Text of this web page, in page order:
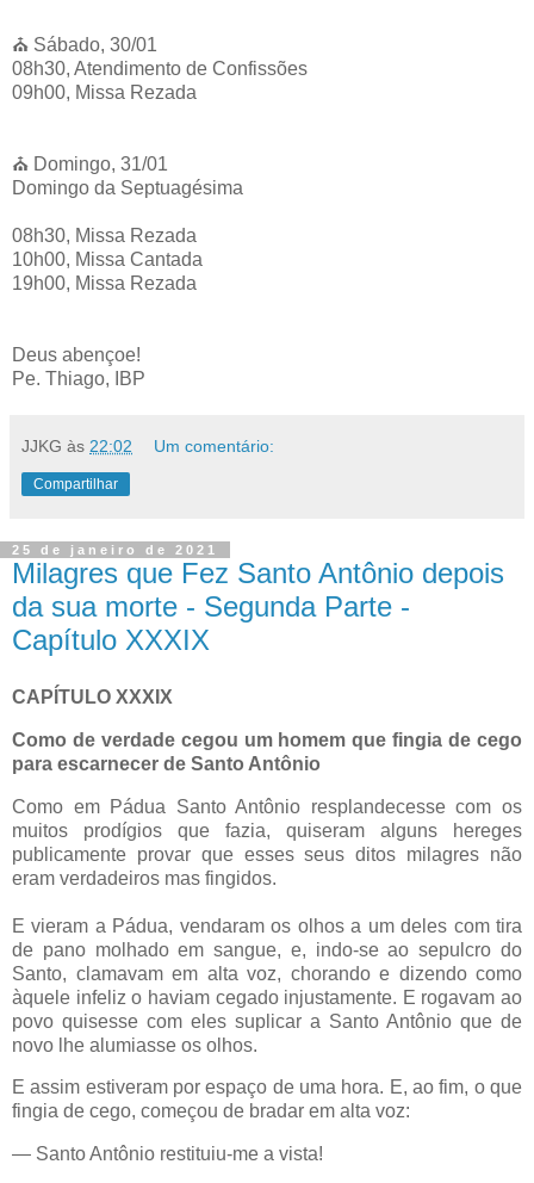
⛪️ Sábado, 30/01
08h30, Atendimento de Confissões
09h00, Missa Rezada
⛪️ Domingo, 31/01
Domingo da Septuagésima
08h30, Missa Rezada
10h00, Missa Cantada
19h00, Missa Rezada
Deus abençoe!
Pe. Thiago, IBP
JJKG às 22:02 Um comentário:
Compartilhar
25 de janeiro de 2021
Milagres que Fez Santo Antônio depois
da sua morte - Segunda Parte -
Capítulo XXXIX
CAPÍTULO XXXIX
Como de verdade cegou um homem que fingia de cego
para escarnecer de Santo Antônio
Como em Pádua Santo Antônio resplandecesse com os
muitos prodígios que fazia, quiseram alguns hereges
publicamente provar que esses seus ditos milagres não
eram verdadeiros mas fingidos.
E vieram a Pádua, vendaram os olhos a um deles com tira
de pano molhado em sangue, e, indo-se ao sepulcro do
Santo, clamavam em alta voz, chorando e dizendo como
àquele infeliz o haviam cegado injustamente. E rogavam ao
povo quisesse com eles suplicar a Santo Antônio que de
novo lhe alumiasse os olhos.
E assim estiveram por espaço de uma hora. E, ao fim, o que
fingia de cego, começou de bradar em alta voz:
— Santo Antônio restituiu-me a vista!